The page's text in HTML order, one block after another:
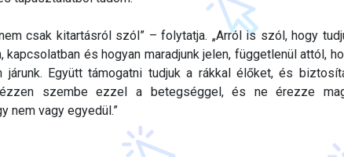
csak kitartásról szól” – folytatja. „Arról is szól, hogy
kapcsolatban és hogyan maradjunk jelen, függetlenül attól,
járunk. Együtt támogatni tudjuk a rákkal élőket, és
szembe ezzel a betegséggel, és ne érezze
nem vagy egyedül.”